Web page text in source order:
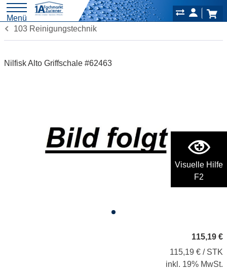
Visuelle Hilfe
F2
Menü
103 Reinigungstechnik
Nilfisk Alto Griffschale #62463
115,19 €
115,19 € / STK
inkl. 19% MwSt.